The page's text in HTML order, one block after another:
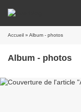
Accueil » Album - photos
Album - photos